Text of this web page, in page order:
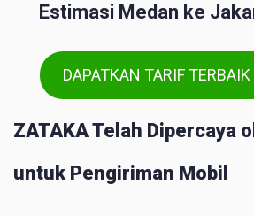
Estimasi Medan ke
DAPATKAN TARIF
ZATAKA Telah Dipercaya
untuk Pengiriman Mobil